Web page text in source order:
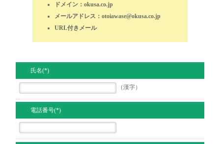
ドメイン：okusa.co.jp
メールアドレス：otoiawase@okusa.co.jp
URL付きメール
氏名(*)
（漢字）
電話番号(*)